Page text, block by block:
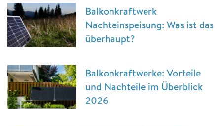
Balkonkraftwerk
Nachteinspeisung: Was ist das
überhaupt?
Balkonkraftwerke: Vorteile
und Nachteile im Überblick
2026